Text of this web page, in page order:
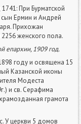
При Бурматской
Ермин и Андрей
Прихожан
женского пола.
епархии, 1909 год.
году и освящена 15
Казанской иконы
Модеста
и св. Серафима
грамота
У церкви 5 домов